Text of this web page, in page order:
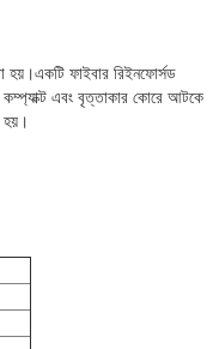
হয়।একটি ফাইবার রিইনফোর্সড
এবং বৃত্তাকার কোরে আটকে
হয়।